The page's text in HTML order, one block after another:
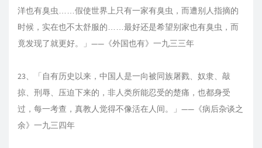
洋也有臭虫……假使世界上只有一家有臭虫，而遭别人指摘的
时候，实在也不太舒服的……最好还是希望别家也有臭虫，而
竟发现了就更好。」——《外国也有》一九三三年
23、「自有历史以来，中国人是一向被同族屠戮、奴隶、敲
掠、刑辱、压迫下来的，非人类所能忍受的楚痛，也都身受
过，每一考查，真教人觉得不像活在人间。」——《病后杂谈之
余》一九三四年